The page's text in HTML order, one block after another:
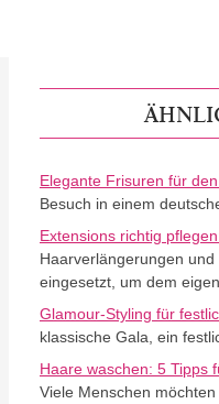
Elegante Frisuren für
Besuch in einem
Extensions richtig
Haarverlängerungen
eingesetzt, um dem
Glamour-Styling für
klassische Gala, ein
Haare waschen: 5 Tipps
Viele Menschen